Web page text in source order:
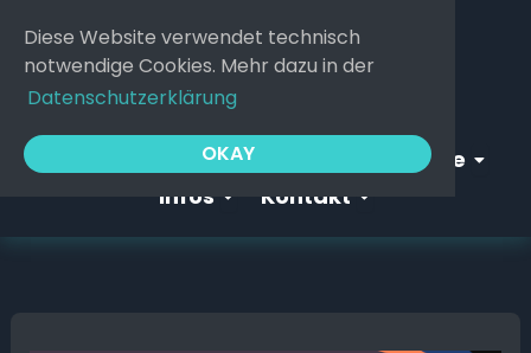
Diese Website verwendet technisch
notwendige Cookies. Mehr dazu in der
Datenschutzerklärung
OKAY
Inhalt
springen
Webgeflüster Open Webgeflüster
Service
Infos Kontakt